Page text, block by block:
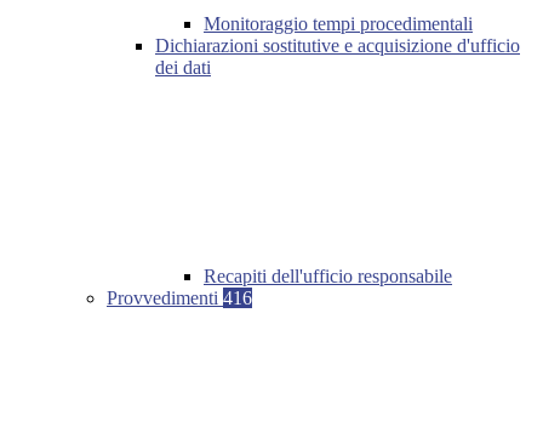
Monitoraggio tempi procedimentali
Dichiarazioni sostitutive e acquisizione d'ufficio
dei dati
Recapiti dell'ufficio responsabile
Provvedimenti 416